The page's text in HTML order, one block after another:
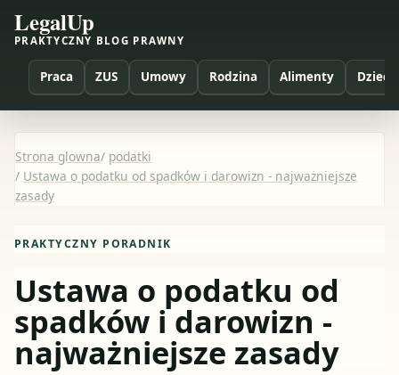
LegalUp
PRAKTYCZNY BLOG PRAWNY
Praca ZUS Umowy Rodzina Alimenty Dzieci
Strona glowna/ podatki
/ Ustawa o podatku od spadków i darowizn - najważniejsze
zasady
PRAKTYCZNY PORADNIK
Ustawa o podatku od
spadków i darowizn -
najważniejsze zasady